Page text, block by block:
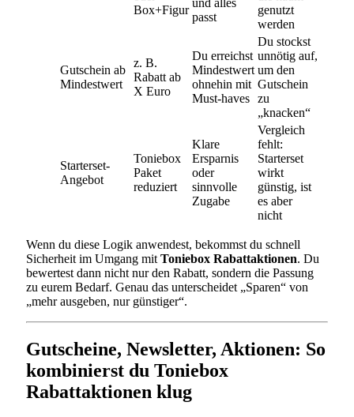
Box+Figur
passt
genutzt
werden
Gutschein ab
Mindestwert
z. B.
Rabatt ab
X Euro
Du erreichst
Mindestwert
ohnehin mit
Must-haves
Du stockst
unnötig auf,
um den
Gutschein
zu
„knacken“
Starterset-
Angebot
Toniebox
Paket
reduziert
Klare
Ersparnis
oder
sinnvolle
Zugabe
Vergleich
fehlt:
Starterset
wirkt
günstig, ist
es aber
nicht
Wenn du diese Logik anwendest, bekommst du schnell
Sicherheit im Umgang mit Toniebox Rabattaktionen. Du
bewertest dann nicht nur den Rabatt, sondern die Passung
zu eurem Bedarf. Genau das unterscheidet „Sparen“ von
„mehr ausgeben, nur günstiger“.
Gutscheine, Newsletter, Aktionen: So
kombinierst du Toniebox
Rabattaktionen klug